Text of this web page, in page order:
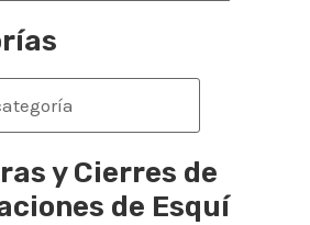
y Cierres de
de Esquí